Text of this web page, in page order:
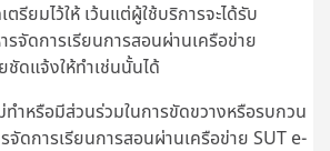
ตรียมไว้ให้ เว้นแต่ผู้ใช้บริการจะได้รับ
จัดการเรียนการสอนผ่านเครือข่าย
ดแจ้งให้ทำเช่นนั้นได้
ำหรือมีส่วนร่วมในการขัดขวางหรือรบกวน
จัดการเรียนการสอนผ่านเครือข่าย SUT e-